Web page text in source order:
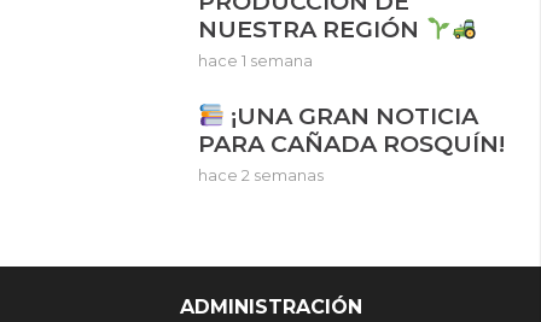
NUESTRA REGIÓN
hace 1 semana
¡UNA GRAN NOTICIA
PARA CAÑADA ROSQUÍN!
hace 2 semanas
ADMINISTRACIÓN